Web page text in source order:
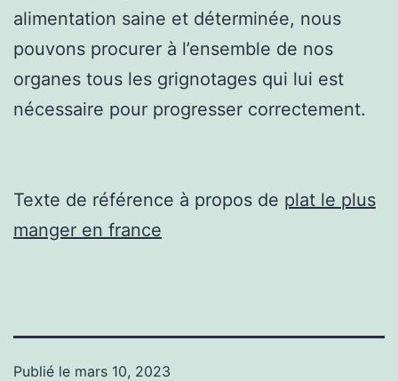
alimentation saine et déterminée, nous
pouvons procurer à l’ensemble de nos
organes tous les grignotages qui lui est
nécessaire pour progresser correctement.
Texte de référence à propos de plat le plus
manger en france
Publié le mars 10, 2023